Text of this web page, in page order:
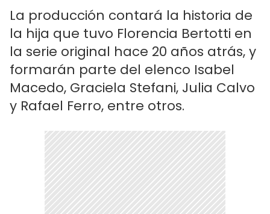
La producción contará la historia de
la hija que tuvo Florencia Bertotti en
la serie original hace 20 años atrás, y
formarán parte del elenco Isabel
Macedo, Graciela Stefani, Julia Calvo
y Rafael Ferro, entre otros.